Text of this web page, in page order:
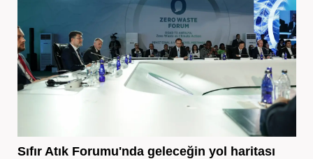
Sıfır Atık Forumu'nda geleceğin yol haritası